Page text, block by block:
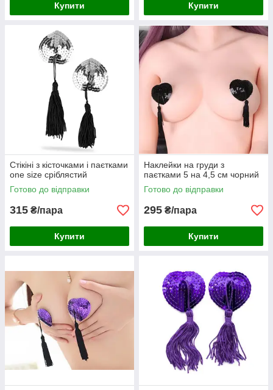
Купити Купити
Стікіні з кісточками і паєтками
one size сріблястий
Готово до відправки
315 ₴/пара
Купити
Наклейки на груди з
паєтками 5 на 4,5 см чорний
Готово до відправки
295 ₴/пара
Купити